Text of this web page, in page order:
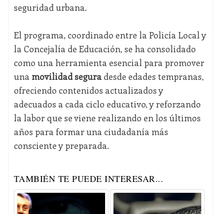
seguridad urbana.
El programa, coordinado entre la Policía Local y
la Concejalía de Educación, se ha consolidado
como una herramienta esencial para promover
una movilidad seguradesde edades tempranas,
ofreciendo contenidos actualizados y
adecuados a cada ciclo educativo, y reforzando
la labor que se viene realizando en los últimos
años para formar una ciudadanía más
consciente y preparada.
TAMBIÉN TE PUEDE INTERESAR...